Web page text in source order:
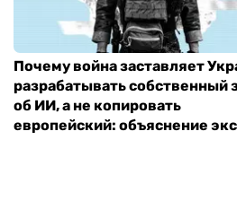
Почему война заставляет
разрабатывать собственный
об ИИ, а не копировать
европейский: объяснение